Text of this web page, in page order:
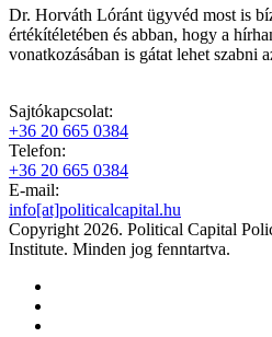
Dr. Horváth Lóránt ügyvéd most is
értékítéletében és abban, hogy a
vonatkozásában is gátat lehet szabni
Sajtókapcsolat:
+36 20 665 0384
Telefon:
+36 20 665 0384
E-mail:
info[at]politicalcapital.hu
Copyright 2026. Political Capital
Institute. Minden jog fenntartva.